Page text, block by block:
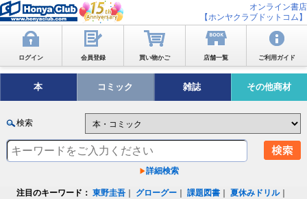
オンライン書店
【ホンヤクラブドットコム】
ログイン 会員登録 買い物かご 店舗一覧 ご利用ガイド
本 コミック 雑誌 その他商材
検索
詳細検索
注目のキーワード： 東野圭吾 グローグー ｜課題図書 ｜夏休みドリル｜